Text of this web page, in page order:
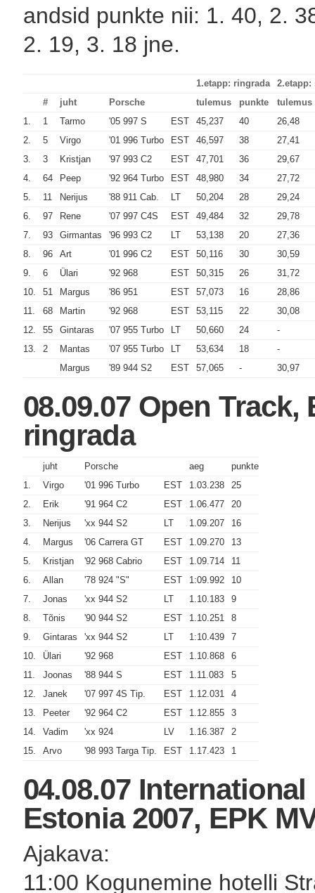
andsid punkte nii: 1. 40, 2.
2. 19, 3. 18 jne.
1.etapp: ringrada
2.etapp:
#
juht Porsche tulemus punkte
tulemus
1.
1 Tarmo '05 997 S EST 45,237 40
26,48
2.
5 Virgo '01 996 Turbo EST 46,597 38
27,41
3.
3 Kristjan '97 993 C2 EST 47,701 36
29,67
4.
64 Peep '92 964 Turbo EST 48,980 34
27,72
5.
11 Nerijus '88 911 Cab. LT 50,204 28
29,24
6.
97 Rene '07 997 C4S EST 49,484 32
29,78
7.
93 Girmantas '96 993 C2 LT 53,138 20
27,36
8.
96 Art '01 996 C2 EST 50,116 30
30,59
9.
6 Ülari '92 968 EST 50,315 26
31,72
10.
51 Margus '86 951 EST 57,073 16
28,86
11.
68 Martin '92 968 EST 53,115 22
30,08
12.
55 Gintaras '07 955 Turbo LT 50,660 24
-
13.
2 Mantas '07 955 Turbo LT 53,634 18
-
Margus
'89 944 S2 EST 57,065 - 30,97
08.09.07 Open
ringrada
juht Porsche aeg
punkte
1.
Virgo '01 996 Turbo EST 1.03.238
25
2.
Erik '91 964 C2 EST 1.06.477
20
3.
Nerijus 'xx 944 S2 LT 1.09.207
16
4.
Margus '06 Carrera GT EST 1.09.270
13
5.
Kristjan '92 968 Cabrio EST 1.09.714
11
6.
Allan '78 924 "S" EST 1:09.992
10
7.
Jonas 'xx 944 S2 LT 1.10.183
9
8.
Tõnis '90 944 S2 EST 1.10.251
8
9.
Gintaras 'xx 944 S2 LT 1:10.439
7
10.
Ülari '92 968 EST 1.10.868
6
11.
Joonas '88 944 S EST 1.11.083
5
12.
Janek '07 997 4S Tip. EST 1.12.031
4
13.
Peeter '92 964 C2 EST 1.12.855
3
14.
Vadim 'xx 924 LV 1.16.387
2
15.
Arvo '98 993 Targa Tip. EST 1.17.423 1
04.08.07
Estonia 2007, EPK
Ajakava:
11:00 Kogunemine hotelli